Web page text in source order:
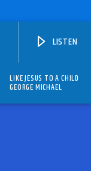
LISTEN
LIKE JESUS TO A CHILD
GEORGE MICHAEL